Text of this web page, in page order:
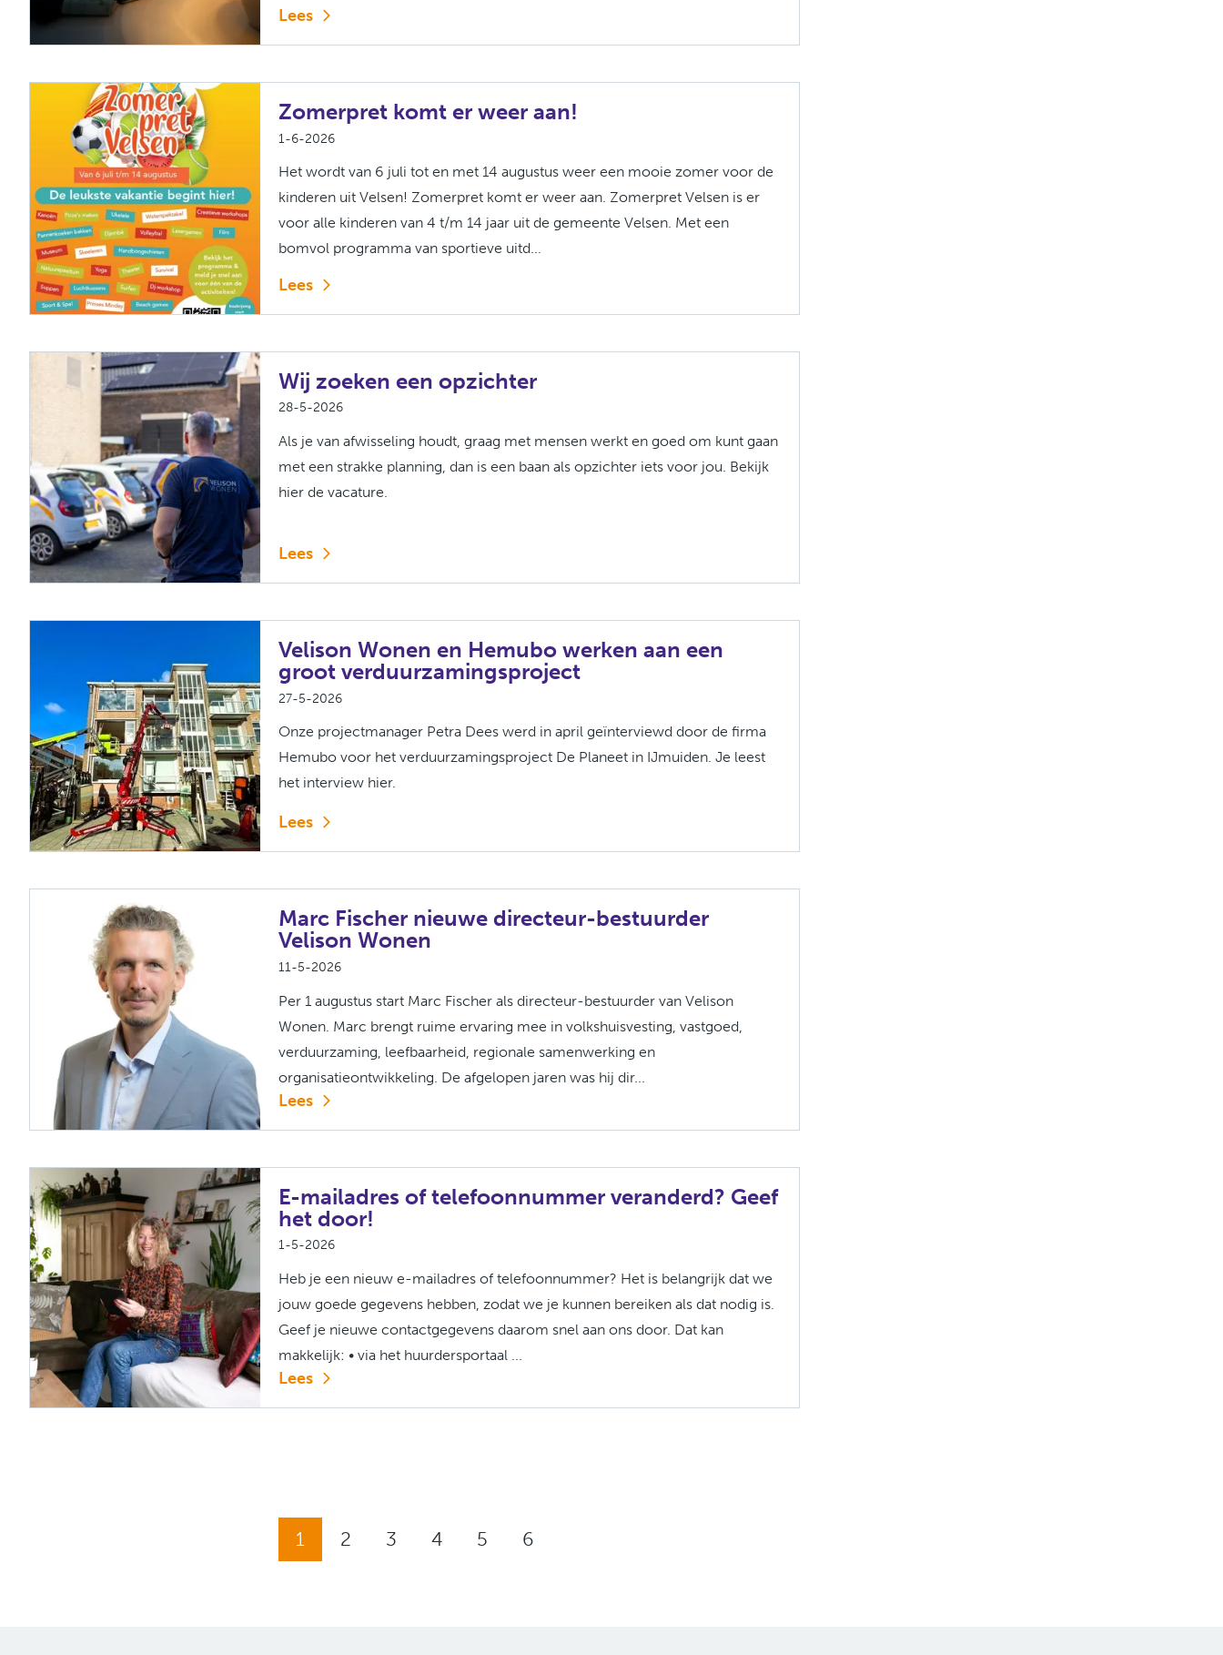
Lees
Zomerpret komt er weer aan!
1-6-2026
Het wordt van 6 juli tot en met 14 augustus weer een mooie zomer voor de
kinderen uit Velsen! Zomerpret komt er weer aan. Zomerpret Velsen is er
voor alle kinderen van 4 t/m 14 jaar uit de gemeente Velsen. Met een
bomvol programma van sportieve uitd...
Lees
Wij zoeken een opzichter
28-5-2026
Als je van afwisseling houdt, graag met mensen werkt en goed om kunt gaan
met een strakke planning, dan is een baan als opzichter iets voor jou. Bekijk
hier de vacature.
Lees
Velison Wonen en Hemubo werken aan een
groot verduurzamingsproject
27-5-2026
Onze projectmanager Petra Dees werd in april geïnterviewd door de firma
Hemubo voor het verduurzamingsproject De Planeet in IJmuiden. Je leest
het interview hier.
Lees
Marc Fischer nieuwe directeur-bestuurder
Velison Wonen
11-5-2026
Per 1 augustus start Marc Fischer als directeur-bestuurder van Velison
Wonen. Marc brengt ruime ervaring mee in volkshuisvesting, vastgoed,
verduurzaming, leefbaarheid, regionale samenwerking en
organisatieontwikkeling. De afgelopen jaren was hij dir...
Lees
E-mailadres of telefoonnummer veranderd? Geef
het door!
1-5-2026
Heb je een nieuw e-mailadres of telefoonnummer? Het is belangrijk dat we
jouw goede gegevens hebben, zodat we je kunnen bereiken als dat nodig is.
Geef je nieuwe contactgegevens daarom snel aan ons door. Dat kan
makkelijk: • via het huurdersportaal ...
Lees
1 2 3 4 5 6